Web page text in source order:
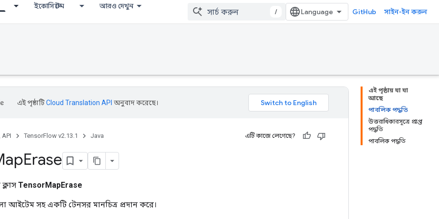
ইকোসিস্টেম আরও দেখুন
/ GitHub সাইন-ইন করুন
এই পৃষ্ঠায় যা যা
আছে
পাবলিক পদ্ধতি
উত্তরাধিকারসূত্রে প্রাপ্ত
পদ্ধতি
পাবলিক পদ্ধতি
এই পৃষ্ঠাটিCloud Translation API অনুবাদ করেছে।
API TensorFlow v2.13.1 Java এটি কাজে লেগেছে?
Erase
TensorMapErase
আইটেম সহ একটি টেনসর মানচিত্র প্রদান করে।